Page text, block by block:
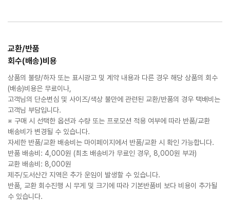
교환/반품
회수(배송)비용
상품의 불량/하자 또는 표시광고 및 계약 내용과 다른 경우 해당 상품의 회수
(배송)비용은 무료이나,
고객님의 단순변심 및 사이즈/색상 불만에 관련된 교환/반품의 경우 택배비는
고객님 부담입니다.
※ 구매 시 선택한 옵션과 수량 또는 프로모션 적용 여부에 따라 반품/교환
배송비가 변경될 수 있습니다.
자세한 반품/교환 배송비는 마이페이지에서 반품/교환 시 확인 가능합니다.
반품 배송비: 4,000원 (최초 배송비가 무료인 경우, 8,000원 부과)
교환 배송비: 8,000원
제주/도서산간 지역은 추가 운임이 발생할 수 있습니다.
반품, 교환 회수진행 시 무게 및 크기에 따라 기본반품비 보다 비용이 추가될
수 있습니다.